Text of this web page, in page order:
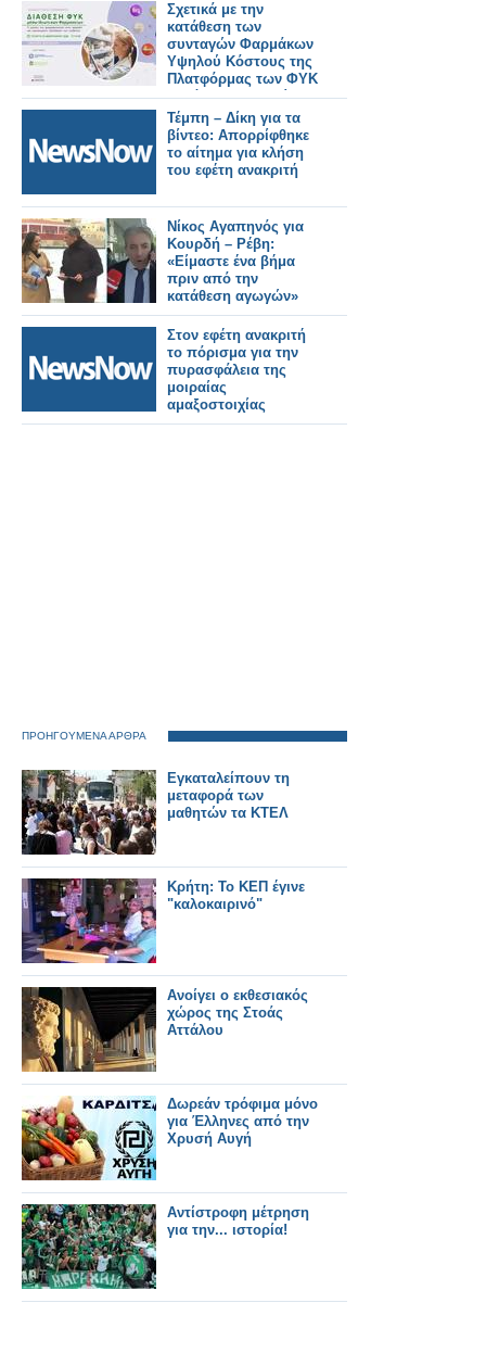
Σχετικά με την
κατάθεση των
συνταγών Φαρμάκων
Υψηλού Κόστους της
Πλατφόρμας των ΦΥΚ
μηνός Φεβρουαρίου
2026
Τέμπη – Δίκη για τα
βίντεο: Απορρίφθηκε
το αίτημα για κλήση
του εφέτη ανακριτή
Νίκος Αγαπηνός για
Κουρδή – Ρέβη:
«Είμαστε ένα βήμα
πριν από την
κατάθεση αγωγών»
Στον εφέτη ανακριτή
το πόρισμα για την
πυρασφάλεια της
μοιραίας
αμαξοστοιχίας
ΠΡΟΗΓΟΥΜΕΝΑ ΑΡΘΡΑ
Εγκαταλείπουν τη
μεταφορά των
μαθητών τα ΚΤΕΛ
Κρήτη: Το ΚΕΠ έγινε
"καλοκαιρινό"
Ανοίγει ο εκθεσιακός
χώρος της Στοάς
Αττάλου
Δωρεάν τρόφιμα μόνο
για Έλληνες από την
Χρυσή Αυγή
Αντίστροφη μέτρηση
για την... ιστορία!